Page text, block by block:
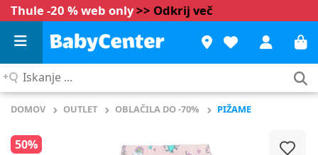
Thule -20 % web only>> Odkrij več
Iskanje
DOMOV OUTLET OBLAČILA DO -70% PIŽAME
50%